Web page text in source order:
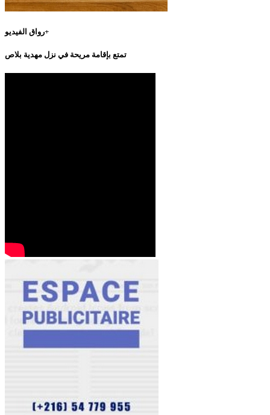
رواق الفيديو+
تمتع بإقامة مريحة في نزل مهدية بلاص